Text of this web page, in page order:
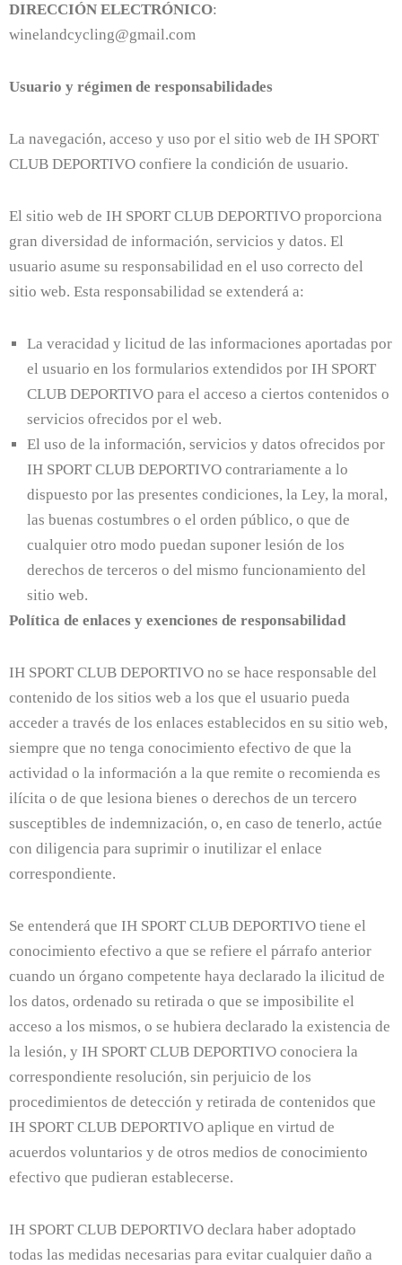
DIRECCIÓN ELECTRÓNICO:
winelandcycling@gmail.com
Usuario y régimen de responsabilidades
La navegación, acceso y uso por el sitio web de IH SPORT
CLUB DEPORTIVO confiere la condición de usuario.
El sitio web de IH SPORT CLUB DEPORTIVO proporciona
gran diversidad de información, servicios y datos. El
usuario asume su responsabilidad en el uso correcto del
sitio web. Esta responsabilidad se extenderá a:
La veracidad y licitud de las informaciones aportadas por
el usuario en los formularios extendidos por IH SPORT
CLUB DEPORTIVO para el acceso a ciertos contenidos o
servicios ofrecidos por el web.
El uso de la información, servicios y datos ofrecidos por
IH SPORT CLUB DEPORTIVO contrariamente a lo
dispuesto por las presentes condiciones, la Ley, la moral,
las buenas costumbres o el orden público, o que de
cualquier otro modo puedan suponer lesión de los
derechos de terceros o del mismo funcionamiento del
sitio web.
Política de enlaces y exenciones de responsabilidad
IH SPORT CLUB DEPORTIVO no se hace responsable del
contenido de los sitios web a los que el usuario pueda
acceder a través de los enlaces establecidos en su sitio web,
siempre que no tenga conocimiento efectivo de que la
actividad o la información a la que remite o recomienda es
ilícita o de que lesiona bienes o derechos de un tercero
susceptibles de indemnización, o, en caso de tenerlo, actúe
con diligencia para suprimir o inutilizar el enlace
correspondiente.
Se entenderá que IH SPORT CLUB DEPORTIVO tiene el
conocimiento efectivo a que se refiere el párrafo anterior
cuando un órgano competente haya declarado la ilicitud de
los datos, ordenado su retirada o que se imposibilite el
acceso a los mismos, o se hubiera declarado la existencia de
la lesión, y IH SPORT CLUB DEPORTIVO conociera la
correspondiente resolución, sin perjuicio de los
procedimientos de detección y retirada de contenidos que
IH SPORT CLUB DEPORTIVO aplique en virtud de
acuerdos voluntarios y de otros medios de conocimiento
efectivo que pudieran establecerse.
IH SPORT CLUB DEPORTIVO declara haber adoptado
todas las medidas necesarias para evitar cualquier daño a